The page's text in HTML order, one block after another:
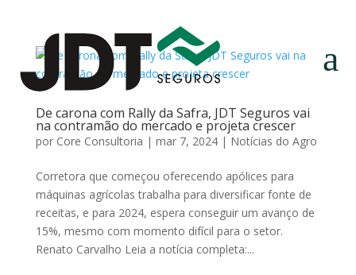
a
De carona com Rally da Safra, JDT Seguros vai
na contramão do mercado e projeta crescer
por Core Consultoria | mar 7, 2024| Notícias do Agro
Corretora que começou oferecendo apólices para
máquinas agrícolas trabalha para diversificar fonte de
receitas, e para 2024, espera conseguir um avanço de
15%, mesmo com momento difícil para o setor.
Renato Carvalho Leia a notícia completa:...